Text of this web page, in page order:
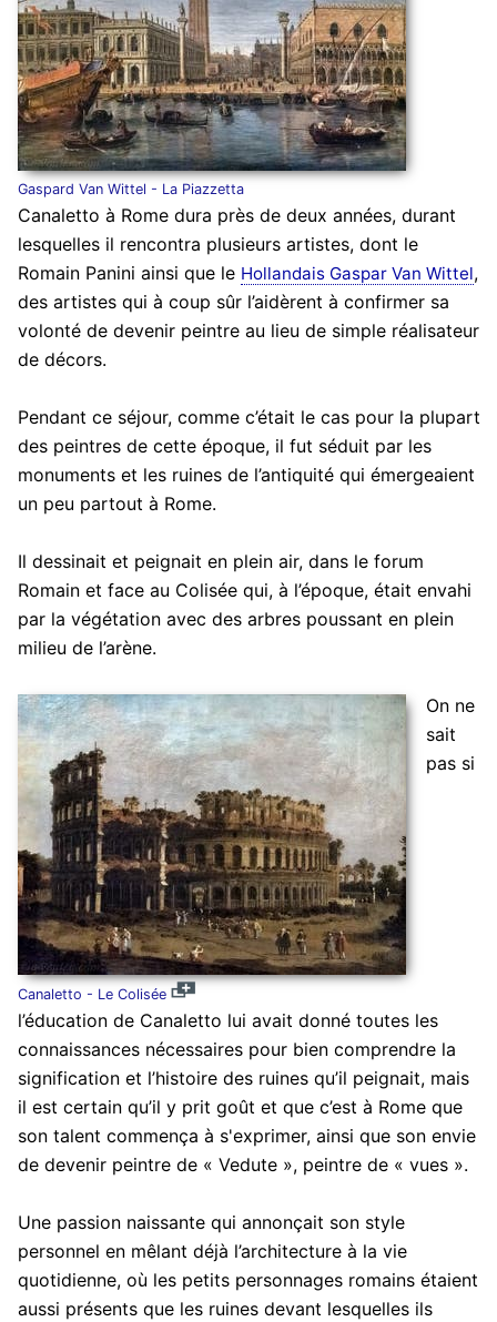
Gaspard Van Wittel - La Piazzetta
Canaletto à Rome dura près de deux années, durant
lesquelles il rencontra plusieurs artistes, dont le
Romain Panini ainsi que le Hollandais Gaspar Van Wittel,
des artistes qui à coup sûr l’aidèrent à confirmer sa
volonté de devenir peintre au lieu de simple réalisateur
de décors.
Pendant ce séjour, comme c’était le cas pour la plupart
des peintres de cette époque, il fut séduit par les
monuments et les ruines de l’antiquité qui émergeaient
un peu partout à Rome.
Il dessinait et peignait en plein air, dans le forum
Romain et face au Colisée qui, à l’époque, était envahi
par la végétation avec des arbres poussant en plein
milieu de l’arène.
Canaletto - Le Colisée
On ne
sait
pas si
l’éducation de Canaletto lui avait donné toutes les
connaissances nécessaires pour bien comprendre la
signification et l’histoire des ruines qu’il peignait, mais
il est certain qu’il y prit goût et que c’est à Rome que
son talent commença à s'exprimer, ainsi que son envie
de devenir peintre de « Vedute », peintre de « vues ».
Une passion naissante qui annonçait son style
personnel en mêlant déjà l’architecture à la vie
quotidienne, où les petits personnages romains étaient
aussi présents que les ruines devant lesquelles ils